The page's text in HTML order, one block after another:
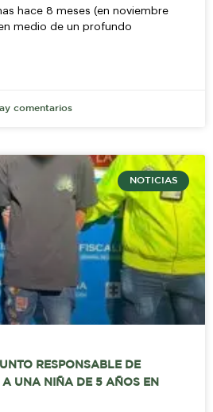
hace 8 meses (en noviembre
medio de un profundo
comentarios
NOTICIAS
RESPONSABLE DE
A UNA NIÑA DE 5 AÑOS EN